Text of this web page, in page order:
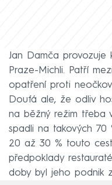
Jan Damča provozuje
Praze-Michli. Patří
opatření proti
Doufá ale, že odliv
na běžný režim třeba
spadli na takových 70
20 až 30 % touto
předpoklady
doby byl jeho podnik